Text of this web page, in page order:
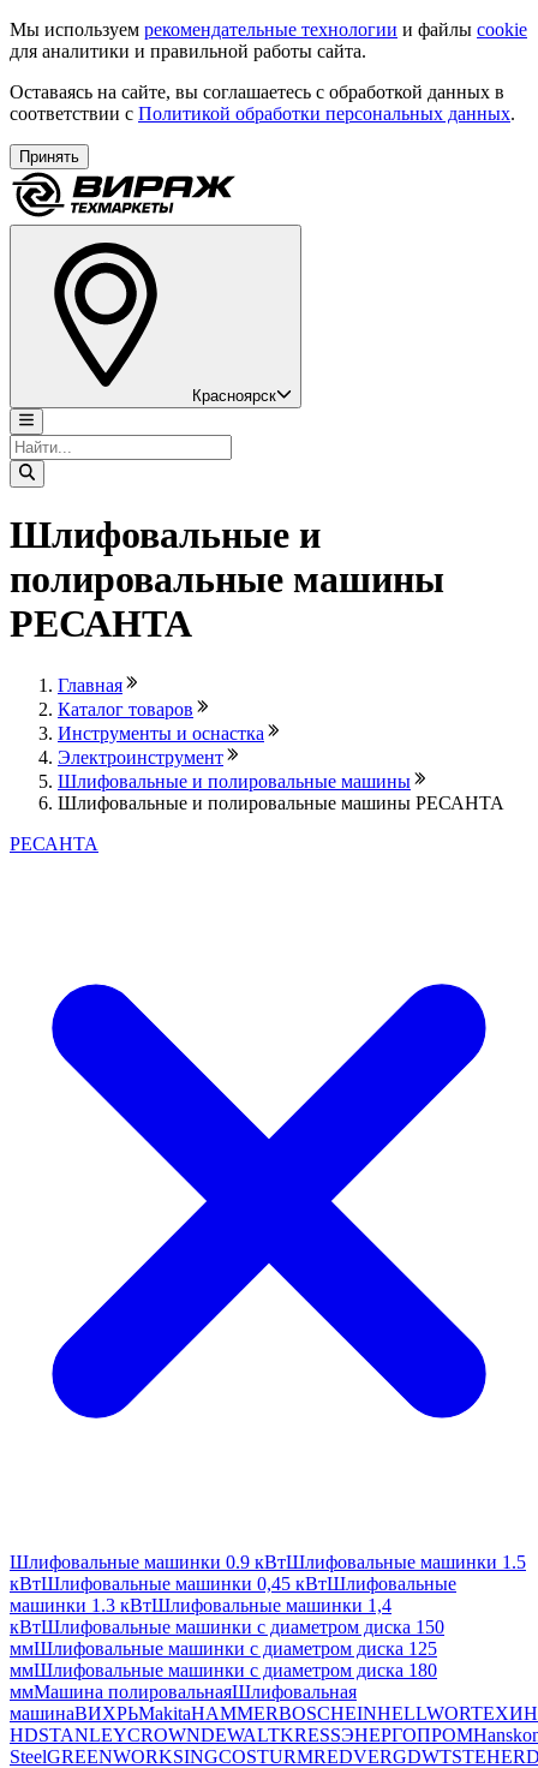
Мы используем рекомендательные технологии и файлы cookie
для аналитики и правильной работы сайта.
Оставаясь на сайте, вы соглашаетесь с обработкой данных в
соответствии с Политикой обработки персональных данных.
Принять
Красноярск
Шлифовальные и
полировальные машины
РЕСАНТА
Главная
Каталог товаров
Инструменты и оснастка
Электроинструмент
Шлифовальные и полировальные машины
Шлифовальные и полировальные машины РЕСАНТА
РЕСАНТА
Шлифовальные машинки 0.9 кВтШлифовальные машинки 1.5
кВтШлифовальные машинки 0,45 кВтШлифовальные
машинки 1.3 кВтШлифовальные машинки 1,4
кВтШлифовальные машинки с диаметром диска 150
ммШлифовальные машинки с диаметром диска 125
ммШлифовальные машинки с диаметром диска 180
ммМашина полировальнаяШлифовальная
машинаВИХРЬMakitaHAMMERBOSCHEINHELLWORTEX
HDSTANLEYCROWNDEWALTKRESSЭНЕРГОПРОМ
SteelGREENWORKSINGCOSTURMREDVERGDWTSTEHER